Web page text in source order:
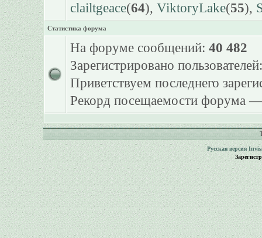
clailtgeace(64), ViktoryLake(55),
Статистика форума
На форуме сообщений: 40 482
Зарегистрировано
Приветствуем последнего
Рекорд посещаемости форума
Русская версия